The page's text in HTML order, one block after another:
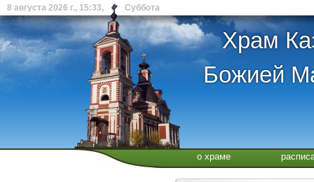
8 августа 2026 г., 15:33, Суббота
Храм
Божией
о храме